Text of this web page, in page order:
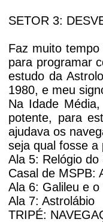
SETOR 3:
Faz muito
para programar
estudo da
1980, e meu
Na Idade
potente, para
ajudava os
seja qual fosse a
Ala 5: Relógio do
Casal de MSPB:
Ala 6: Galileu e o
Ala 7: Astrolábio
TRIPÉ: